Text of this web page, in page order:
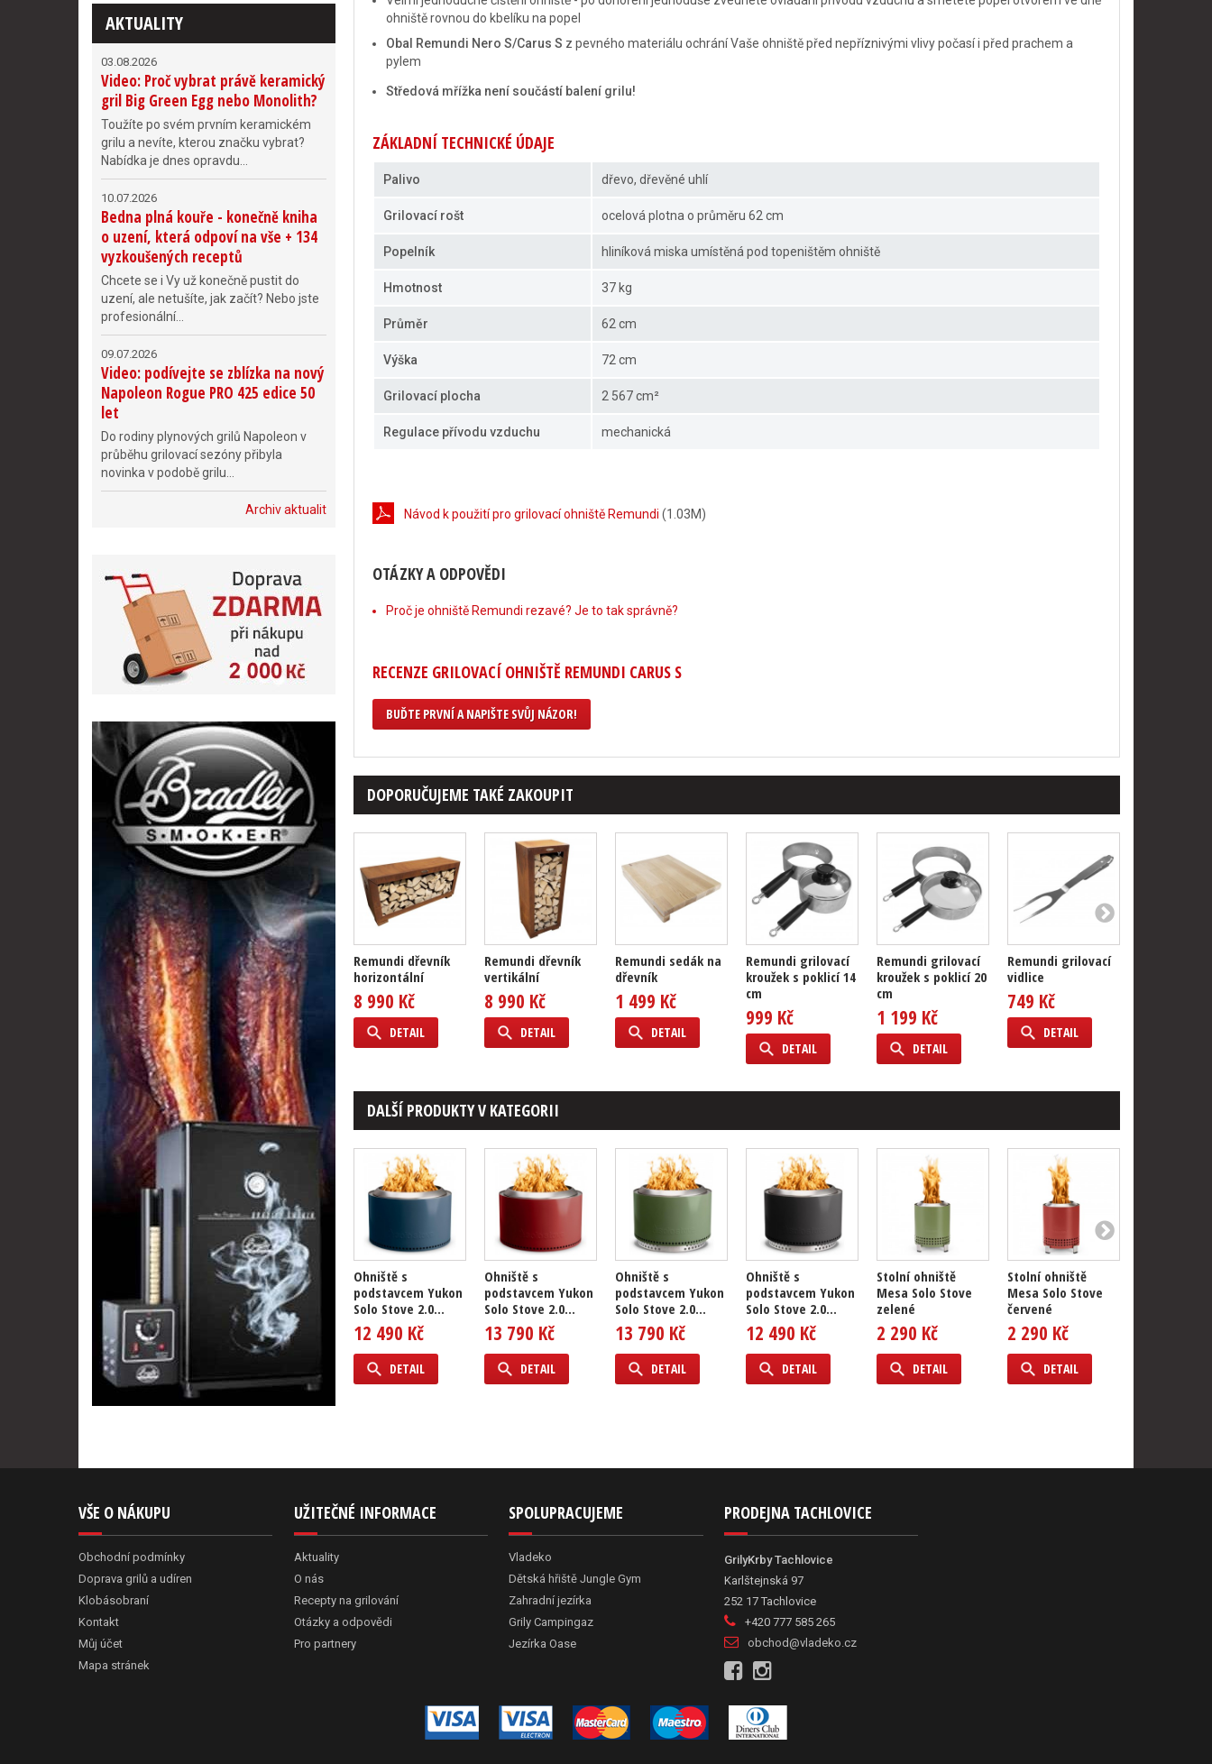
ohniště rovnou do kbelíku na popel
Obal Remundi Nero S/Carus S z pevného materiálu ochrání Vaše ohniště před nepříznivými vlivy počasí i před prachem a
pylem
Středová mřížka není součástí balení grilu!
ZÁKLADNÍ TECHNICKÉ ÚDAJE
Palivo dřevo, dřevěné uhlí
Grilovací rošt ocelová plotna o průměru 62 cm
Popelník hliníková miska umístěná pod topeništěm ohniště
Hmotnost 37 kg
Průměr 62 cm
Výška 72 cm
Grilovací plocha 2 567 cm²
Regulace přívodu vzduchu mechanická
Návod k použití pro grilovací ohniště Remundi (1.03M)
OTÁZKY A ODPOVĚDI
Proč je ohniště Remundi rezavé? Je to tak správně?
RECENZE GRILOVACÍ OHNIŠTĚ REMUNDI CARUS S
BUĎTE PRVNÍ A NAPIŠTE SVŮJ NÁZOR!
DOPORUČUJEME TAKÉ ZAKOUPIT
Remundi dřevník
horizontální
8 990 Kč
DETAIL
Remundi dřevník
vertikální
8 990 Kč
DETAIL
Remundi sedák na
dřevník
1 499 Kč
DETAIL
Remundi grilovací
kroužek s poklicí 14
cm
999 Kč
DETAIL
Remundi grilovací
kroužek s poklicí 20
cm
1 199 Kč
DETAIL
Remundi grilovací
vidlice
749 Kč
DETAIL
DALŠÍ PRODUKTY V KATEGORII
Ohniště s
podstavcem Yukon
Solo Stove 2.0...
12 490 Kč
DETAIL
Ohniště s
podstavcem Yukon
Solo Stove 2.0...
13 790 Kč
DETAIL
Ohniště s
podstavcem Yukon
Solo Stove 2.0...
13 790 Kč
DETAIL
Ohniště s
podstavcem Yukon
Solo Stove 2.0...
12 490 Kč
DETAIL
Stolní ohniště
Mesa Solo Stove
zelené
2 290 Kč
DETAIL
Stolní ohniště
Mesa Solo Stove
červené
2 290 Kč
DETAIL
AKTUALITY
03.08.2026
Video: Proč vybrat právě keramický
gril Big Green Egg nebo Monolith?
Toužíte po svém prvním keramickém
grilu a nevíte, kterou značku vybrat?
Nabídka je dnes opravdu...
10.07.2026
Bedna plná kouře - konečně kniha
o uzení, která odpoví na vše + 134
vyzkoušených receptů
Chcete se i Vy už konečně pustit do
uzení, ale netušíte, jak začít? Nebo jste
profesionální...
09.07.2026
Video: podívejte se zblízka na nový
Napoleon Rogue PRO 425 edice 50
let
Do rodiny plynových grilů Napoleon v
průběhu grilovací sezóny přibyla
novinka v podobě grilu...
Archiv aktualit
VŠE O NÁKUPU
Obchodní podmínky
Doprava grilů a udíren
Klobásobraní
Kontakt
Můj účet
Mapa stránek
UŽITEČNÉ INFORMACE
Aktuality
O nás
Recepty na grilování
Otázky a odpovědi
Pro partnery
SPOLUPRACUJEME
Vladeko
Dětská hřiště Jungle Gym
Zahradní jezírka
Grily Campingaz
Jezírka Oase
PRODEJNA TACHLOVICE
GrilyKrby Tachlovice
Karlštejnská 97
252 17 Tachlovice
+420 777 585 265
obchod@vladeko.cz